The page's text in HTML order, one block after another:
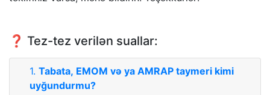
❓ Tez-tez verilən suallar:
1. Tabata, EMOM və ya AMRAP taymeri kimi
uyğundurmu?